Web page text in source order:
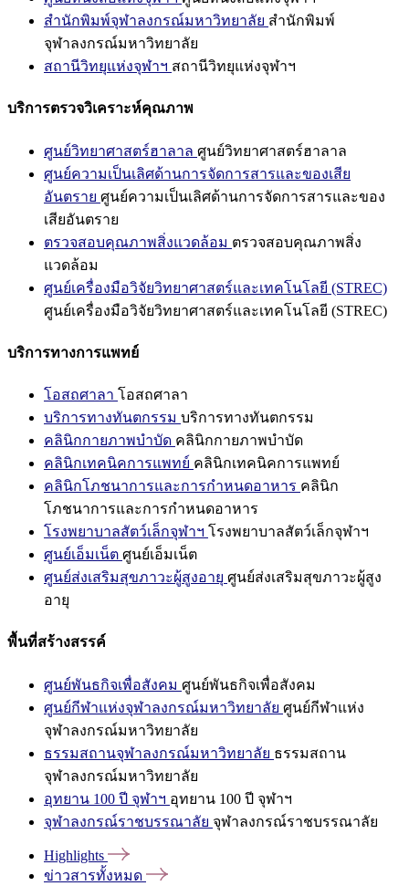
สำนักพิมพ์จุฬาลงกรณ์มหาวิทยาลัย สำนักพิมพ์
จุฬาลงกรณ์มหาวิทยาลัย
สถานีวิทยุแห่งจุฬาฯ สถานีวิทยุแห่งจุฬาฯ
บริการตรวจวิเคราะห์คุณภาพ
ศูนย์วิทยาศาสตร์ฮาลาล ศูนย์วิทยาศาสตร์ฮาลาล
ศูนย์ความเป็นเลิศด้านการจัดการสารและของเสีย
อันตราย ศูนย์ความเป็นเลิศด้านการจัดการสารและของ
เสียอันตราย
ตรวจสอบคุณภาพสิ่งแวดล้อม ตรวจสอบคุณภาพสิ่ง
แวดล้อม
ศูนย์เครื่องมือวิจัยวิทยาศาสตร์และเทคโนโลยี (STREC)
ศูนย์เครื่องมือวิจัยวิทยาศาสตร์และเทคโนโลยี (STREC)
บริการทางการแพทย์
โอสถศาลา โอสถศาลา
บริการทางทันตกรรม บริการทางทันตกรรม
คลินิกกายภาพบำบัด คลินิกกายภาพบำบัด
คลินิกเทคนิคการแพทย์ คลินิกเทคนิคการแพทย์
คลินิกโภชนาการและการกำหนดอาหาร คลินิก
โภชนาการและการกำหนดอาหาร
โรงพยาบาลสัตว์เล็กจุฬาฯ โรงพยาบาลสัตว์เล็กจุฬาฯ
ศูนย์เอ็มเน็ต ศูนย์เอ็มเน็ต
ศูนย์ส่งเสริมสุขภาวะผู้สูงอายุ ศูนย์ส่งเสริมสุขภาวะผู้สูง
อายุ
พื้นที่สร้างสรรค์
ศูนย์พันธกิจเพื่อสังคม ศูนย์พันธกิจเพื่อสังคม
ศูนย์กีฬาแห่งจุฬาลงกรณ์มหาวิทยาลัย ศูนย์กีฬาแห่ง
จุฬาลงกรณ์มหาวิทยาลัย
ธรรมสถานจุฬาลงกรณ์มหาวิทยาลัย ธรรมสถาน
จุฬาลงกรณ์มหาวิทยาลัย
อุทยาน 100 ปี จุฬาฯ อุทยาน 100 ปี จุฬาฯ
จุฬาลงกรณ์ราชบรรณาลัย จุฬาลงกรณ์ราชบรรณาลัย
Highlights
ข่าวสารทั้งหมด